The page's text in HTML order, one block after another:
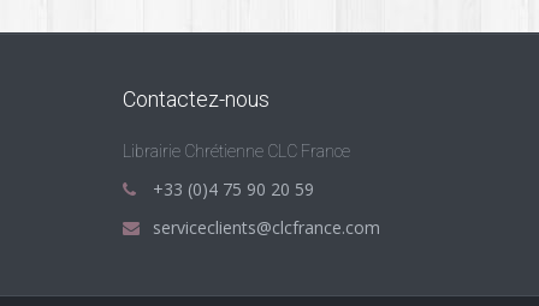
Contactez-nous
Librairie Chrétienne CLC France
+33 (0)4 75 90 20 59
serviceclients@clcfrance.com